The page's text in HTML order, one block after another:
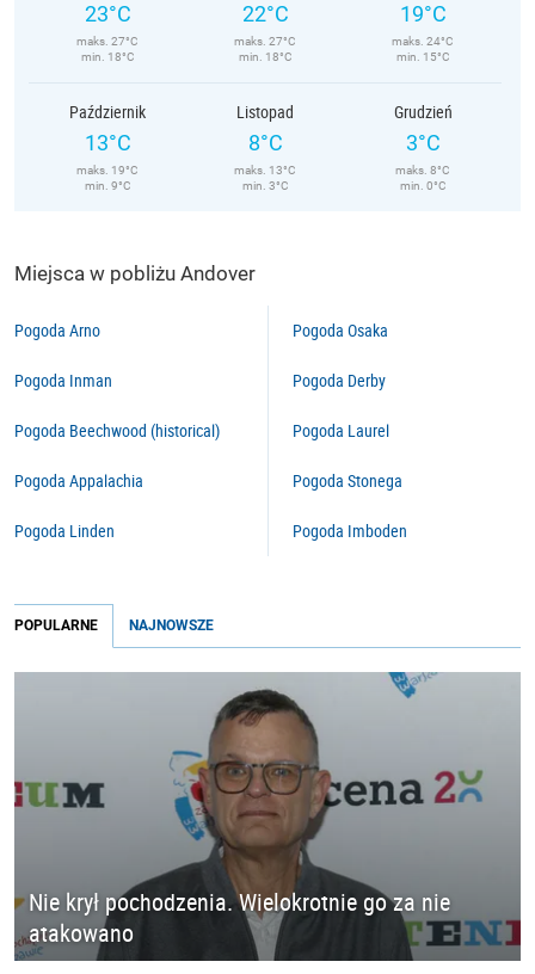
23°C
maks. 27°C
min. 18°C
22°C
maks. 27°C
min. 18°C
19°C
maks. 24°C
min. 15°C
Październik
13°C
maks. 19°C
min. 9°C
Listopad
8°C
maks. 13°C
min. 3°C
Grudzień
3°C
maks. 8°C
min. 0°C
Miejsca w pobliżu Andover
Pogoda Arno
Pogoda Inman
Pogoda Beechwood (historical)
Pogoda Appalachia
Pogoda Linden
Pogoda Osaka
Pogoda Derby
Pogoda Laurel
Pogoda Stonega
Pogoda Imboden
POPULARNE NAJNOWSZE
Nie krył pochodzenia. Wielokrotnie go za nie
atakowano